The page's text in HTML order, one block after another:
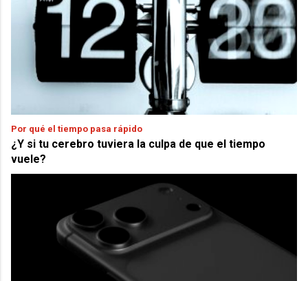
Por qué el tiempo pasa rápido
¿Y si tu cerebro tuviera la culpa de que el tiempo
vuele?